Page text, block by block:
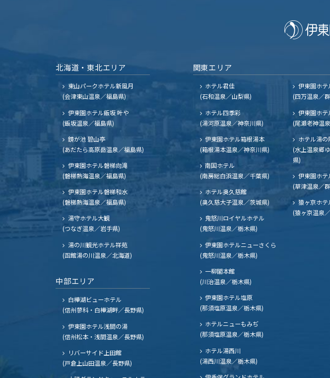
北海道・東北エリア
東山パークホテル新風月
(会津東山温泉／福島県)
伊東園ホテル飯坂 叶や
(飯坂温泉／福島県)
鏡が池 碧山亭
(あだたら高原岳温泉／福島県)
伊東園ホテル磐梯向滝
(磐梯熱海温泉／福島県)
伊東園ホテル磐梯和水
(磐梯熱海温泉／福島県)
湯守ホテル大観
(つなぎ温泉／岩手県)
湯の川観光ホテル祥苑
(函館湯の川温泉／北海道)
中部エリア
白樺湖ビューホテル
(信州蓼科・白樺湖畔／長野県)
伊東園ホテル浅間の湯
(信州松本・浅間温泉／長野県)
リバーサイド上田館
(戸倉上山田温泉／長野県)
関東エリア
ホテル君佳
(石和温泉／山梨県)
ホテル四季彩
(湯河原温泉／神奈川県)
伊東園ホテル箱根湯本
(箱根湯本温泉／神奈川県)
南国ホテル
(南房総白浜温泉／千葉県)
ホテル奥久慈館
(奥久慈大子温泉／茨城県)
鬼怒川ロイヤルホテル
(鬼怒川温泉／栃木県)
伊東園ホテルニューさくら
(鬼怒川温泉／栃木県)
一柳閣本館
(川治温泉／栃木県)
伊東園ホテル塩原
(那須塩原温泉／栃木県)
ホテルニューもみぢ
(那須塩原温泉／栃木県)
ホテル湯西川
(湯西川温泉／栃木県)
伊東園ホテ
(四万温泉／
伊東園ホテ
(尾瀬老神温
ホテル湯の
(水上温泉郷
県)
伊東園ホテ
(草津温泉／
猿ヶ京ホテ
(猿ヶ京温泉